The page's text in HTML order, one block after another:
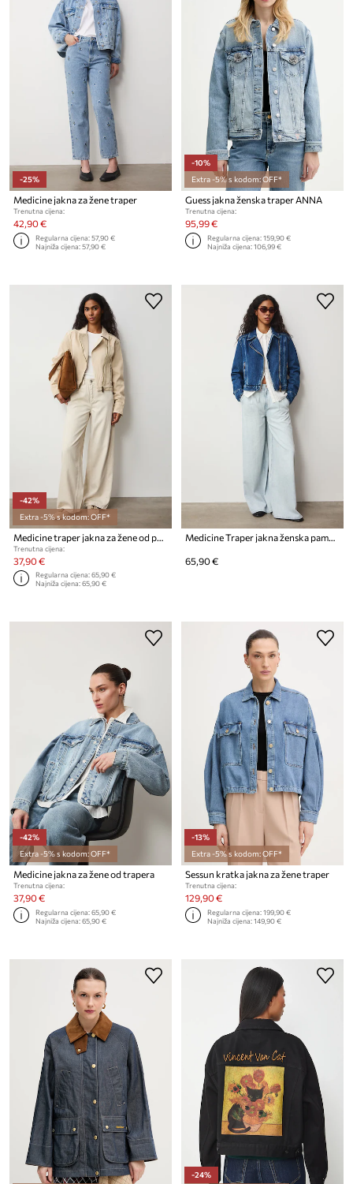
-25%
Medicine jakna za žene traper
Trenutna cijena:
42,90 €
Regularna cijena:57,90 €
Najniža cijena:57,90 €
-10%
Extra -5% s kodom: OFF*
Guess jakna ženska traper ANNA
Trenutna cijena:
95,99 €
Regularna cijena:159,90 €
Najniža cijena:106,99 €
-42%
Extra -5% s kodom: OFF*
Trenutna cijena:
37,90 €
Regularna cijena:65,90 €
Najniža cijena:65,90 €
65,90 €
-42%
Extra -5% s kodom: OFF*
Medicine jakna za žene od trapera
Trenutna cijena:
37,90 €
Regularna cijena:65,90 €
Najniža cijena:65,90 €
-13%
Extra -5% s kodom: OFF*
Sessun kratka jakna za žene traper
Trenutna cijena:
129,90 €
Regularna cijena:199,90 €
Najniža cijena:149,90 €
-24%